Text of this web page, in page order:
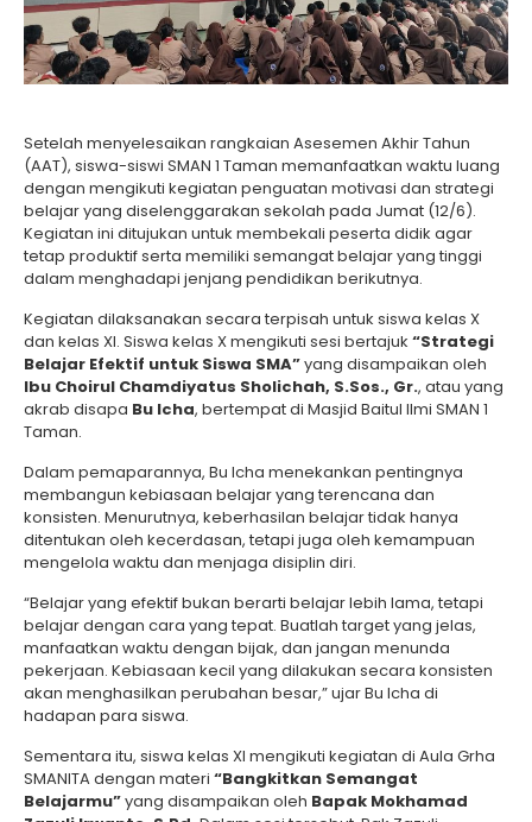
Setelah menyelesaikan rangkaian Asesemen Akhir Tahun
(AAT), siswa-siswi SMAN 1 Taman memanfaatkan waktu luang
dengan mengikuti kegiatan penguatan motivasi dan strategi
belajar yang diselenggarakan sekolah pada Jumat (12/6).
Kegiatan ini ditujukan untuk membekali peserta didik agar
tetap produktif serta memiliki semangat belajar yang tinggi
dalam menghadapi jenjang pendidikan berikutnya.
Kegiatan dilaksanakan secara terpisah untuk siswa kelas X
dan kelas XI. Siswa kelas X mengikuti sesi bertajuk “Strategi
Belajar Efektif untuk Siswa SMA”yang disampaikan oleh
Ibu Choirul Chamdiyatus Sholichah, S.Sos., Gr., atau yang
akrab disapa Bu Icha, bertempat di Masjid Baitul Ilmi SMAN 1
Taman.
Dalam pemaparannya, Bu Icha menekankan pentingnya
membangun kebiasaan belajar yang terencana dan
konsisten. Menurutnya, keberhasilan belajar tidak hanya
ditentukan oleh kecerdasan, tetapi juga oleh kemampuan
mengelola waktu dan menjaga disiplin diri.
“Belajar yang efektif bukan berarti belajar lebih lama, tetapi
belajar dengan cara yang tepat. Buatlah target yang jelas,
manfaatkan waktu dengan bijak, dan jangan menunda
pekerjaan. Kebiasaan kecil yang dilakukan secara konsisten
akan menghasilkan perubahan besar,” ujar Bu Icha di
hadapan para siswa.
Sementara itu, siswa kelas XI mengikuti kegiatan di Aula Grha
SMANITA dengan materi “Bangkitkan Semangat
Belajarmu”yang disampaikan oleh Bapak Mokhamad